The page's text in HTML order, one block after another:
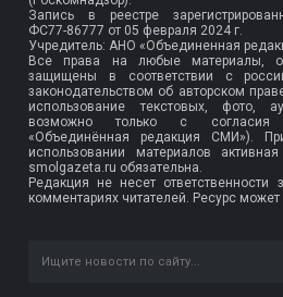
Запись в реестре
ФС77-86777 от 05 февраля 2024 г.
Учредитель: АНО «Объединенная
Все права на любые материалы,
защищены в соответствии с
законодательством об авторском
использование текстовых, фото,
возможно только с согласия
«Объединённая редакция СМИ»).
использовании материалов
smolgazeta.ru обязательна.
Редакция не несет
комментариях читателей. Ресурс